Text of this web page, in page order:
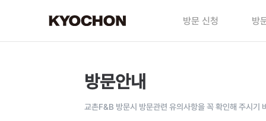
방문 신청 방
방문안내
교촌F&B 방문시 방문관련 유의사항을 꼭 확인해 주시기